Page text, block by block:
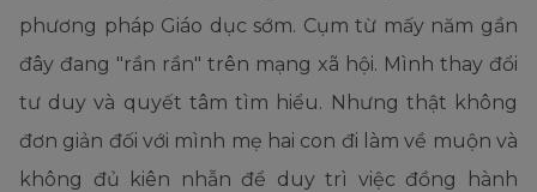
phương pháp Giáo dục sớm. Cụm từ mấy năm gần
đây đang "rần rần" trên mạng xã hội. Mình thay đổi
tư duy và quyết tâm tìm hiểu. Nhưng thật không
đơn giản đối với mình mẹ hai con đi làm về muộn và
không đủ kiên nhẫn để duy trì việc đồng hành